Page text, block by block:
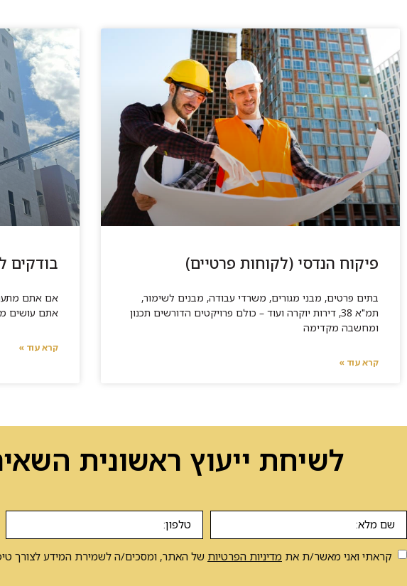
פיקוח הנדסי (לקוחות פרטיים)
בתים פרטים, מבני מגורים, משרדי עבודה, מבנים לשימור,
תמ"א 38, דירות יוקרה ועוד – כולם פרויקטים הדורשים תכנון
ומחשבה מקדימה
קרא עוד »
בודקים
אם אתם
אתם עושים
קרא עוד »
לשיחת ייעוץ ראשונית
קראתי ואני מאשר/ת את מדיניות הפרטיות של האתר, ומסכים/ה לשמירת המידע לצורך